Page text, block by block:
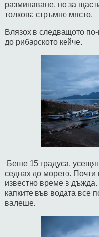
разминаване, но за
толкова стръмно място.
Влязох в следващото
до рибарското кейче.
Беше 15 градуса,
седнах до морето. Почти
известно време в
капките във водата все
валеше.